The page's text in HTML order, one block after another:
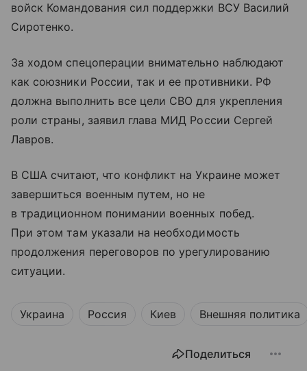
войск Командования сил поддержки ВСУ Василий
Сиротенко.
За ходом спецоперации внимательно наблюдают
как союзники России, так и ее противники. РФ
должна выполнить все цели СВО для укрепления
роли страны, заявил глава МИД России Сергей
Лавров.
В США считают, что конфликт на Украине может
завершиться военным путем, но не
в традиционном понимании военных побед.
При этом там указали на необходимость
продолжения переговоров по урегулированию
ситуации.
Украина Россия Киев Внешняя политика
Поделиться